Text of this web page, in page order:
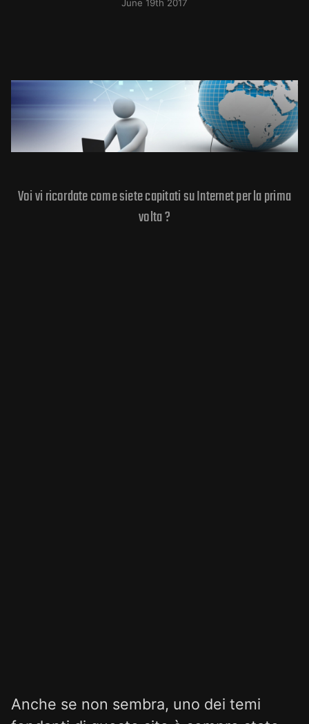
June 19th 2017
Voi vi ricordate come siete capitati su Internet per la prima
volta ?
Anche se non sembra, uno dei temi